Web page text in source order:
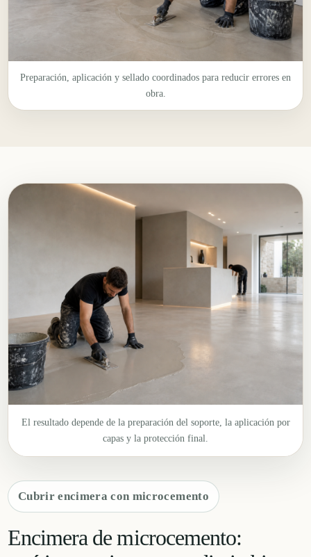
Preparación, aplicación y sellado coordinados para reducir errores en
obra.
El resultado depende de la preparación del soporte, la aplicación por
capas y la protección final.
Cubrir encimera con microcemento
Encimera de microcemento: